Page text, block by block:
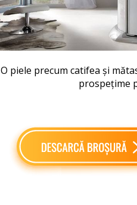
O piele precum catifea și
prospețime